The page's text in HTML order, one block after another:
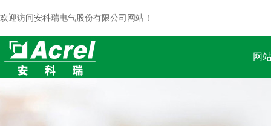
欢迎访问安科瑞电气股份有限公司网站！
网